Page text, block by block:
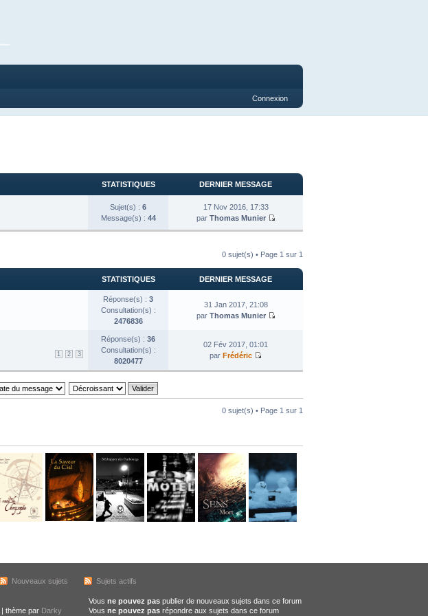
Connexion
STATISTIQUES DERNIER MESSAGE
Sujet(s) : 6
Message(s) : 44
17 Nov 2016, 17:33
par Thomas Munier
0 sujet(s) • Page 1 sur 1
STATISTIQUES DERNIER MESSAGE
Réponse(s) : 3
Consultation(s) :
2476836
31 Jan 2017, 21:08
par Thomas Munier
1 2 3
Réponse(s) : 36
Consultation(s) :
8020477
02 Fév 2017, 01:01
par Frédéric
0 sujet(s) • Page 1 sur 1
Nouveaux sujets Sujets actifs
Vous ne pouvez paspublier de nouveaux sujets dans ce forum
Vous ne pouvez pasrépondre aux sujets dans ce forum
| thème par Darky